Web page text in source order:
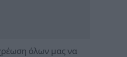
όλων μας να